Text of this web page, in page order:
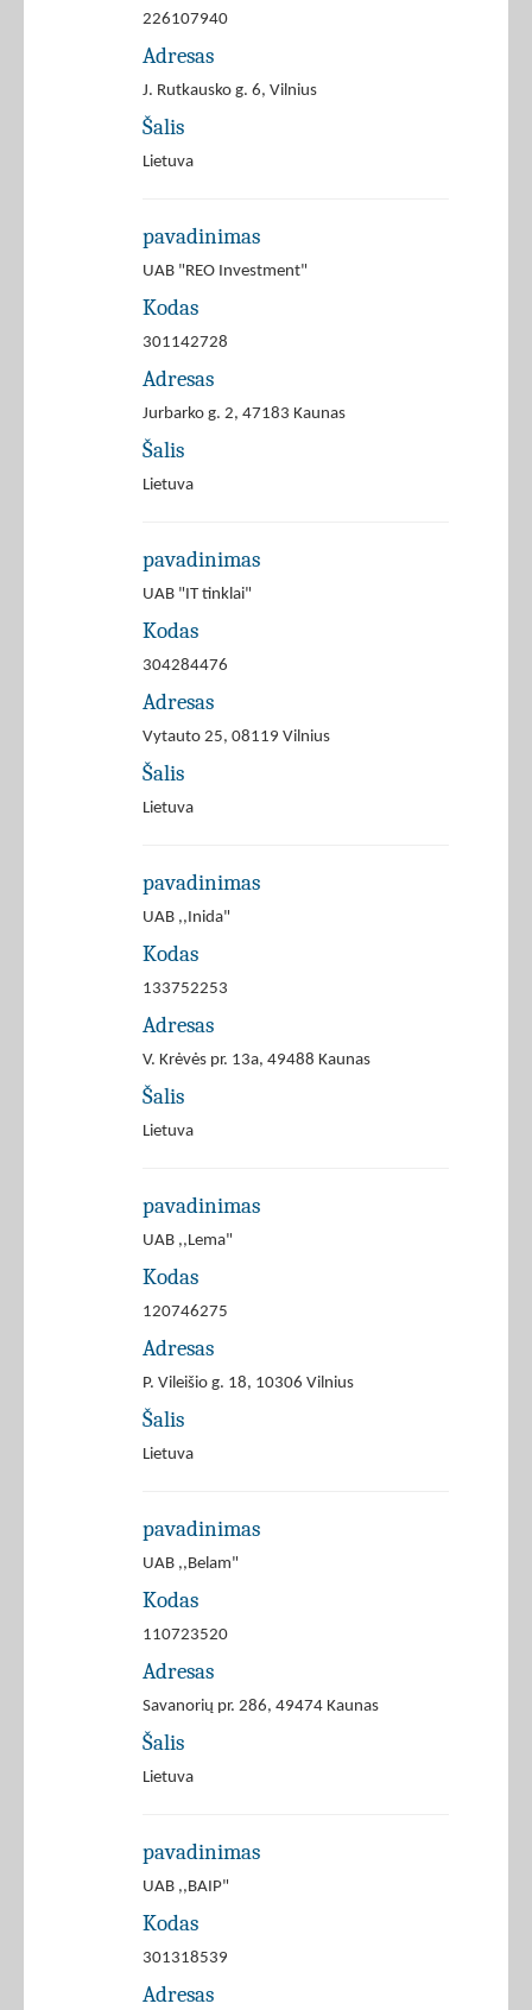
226107940
Adresas
J. Rutkausko g. 6, Vilnius
Šalis
Lietuva
pavadinimas
UAB "REO Investment"
Kodas
301142728
Adresas
Jurbarko g. 2, 47183 Kaunas
Šalis
Lietuva
pavadinimas
UAB "IT tinklai"
Kodas
304284476
Adresas
Vytauto 25, 08119 Vilnius
Šalis
Lietuva
pavadinimas
UAB ,,Inida"
Kodas
133752253
Adresas
V. Krėvės pr. 13a, 49488 Kaunas
Šalis
Lietuva
pavadinimas
UAB ,,Lema"
Kodas
120746275
Adresas
P. Vileišio g. 18, 10306 Vilnius
Šalis
Lietuva
pavadinimas
UAB ,,Belam"
Kodas
110723520
Adresas
Savanorių pr. 286, 49474 Kaunas
Šalis
Lietuva
pavadinimas
UAB ,,BAIP"
Kodas
301318539
Adresas